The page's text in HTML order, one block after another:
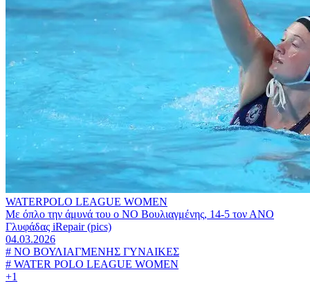
WATERPOLO LEAGUE WOMEN
Με όπλο την άμυνά του ο ΝΟ Βουλιαγμένης, 14-5 τον ΑΝΟ
Γλυφάδας iRepair (pics)
04.03.2026
# ΝΟ ΒΟΥΛΙΑΓΜΕΝΗΣ ΓΥΝΑΙΚΕΣ
# WATER POLO LEAGUE WOMEN
+1